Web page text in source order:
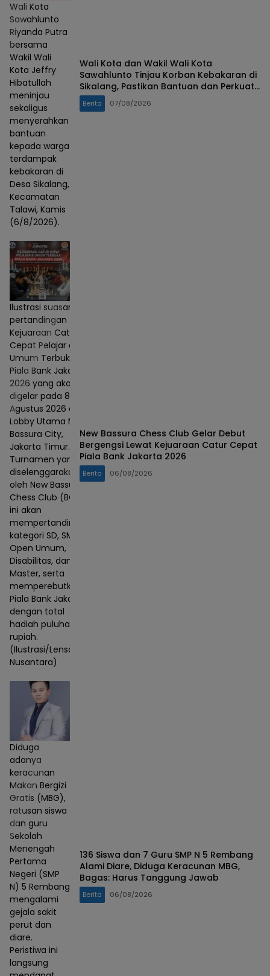
Wali Kota
Sawahlunto
Riyanda Putra
bersama
Wakil Wali
Kota Jeffry
Hibatullah
meninjau
sekaligus
menyerahkan
bantuan
kepada warga
terdampak
kebakaran di
Desa Sikalang,
Kecamatan
Talawi, Kamis
(6/8/2026).
Wali Kota dan Wakil Wali Kota
Sawahlunto Tinjau Korban Kebakaran di
Sikalang, Pastikan Bantuan dan Perkuat
Mitigasi Bencana
Berita 07/08/2026
Ilustrasi suasana
pertandingan
Kejuaraan Catur
Cepat Pelajar dan
Umum Terbuka
Piala Bank Jakarta
2026 yang akan
digelar pada 8–9
Agustus 2026 di
Lobby Utama Mall
Bassura City,
Jakarta Timur.
Turnamen yang
diselenggarakan
oleh New Bassura
Chess Club (BCC)
ini akan
mempertandingkan
kategori SD, SMP,
Open Umum,
Disabilitas, dan
Master, serta
memperebutkan
Piala Bank Jakarta
dengan total
hadiah puluhan juta
rupiah.
(Ilustrasi/Lensa
Nusantara)
New Bassura Chess Club Gelar Debut
Bergengsi Lewat Kejuaraan Catur Cepat
Piala Bank Jakarta 2026
Berita 06/08/2026
Diduga
adanya
keracunan
Makan Bergizi
Gratis (MBG),
ratusan siswa
dan guru
Sekolah
Menengah
Pertama
Negeri (SMP
N) 5 Rembang
mengalami
gejala sakit
perut dan
diare.
Peristiwa ini
langsung
136 Siswa dan 7 Guru SMP N 5 Rembang
Alami Diare, Diduga Keracunan MBG,
Bagas: Harus Tanggung Jawab
Berita 06/08/2026